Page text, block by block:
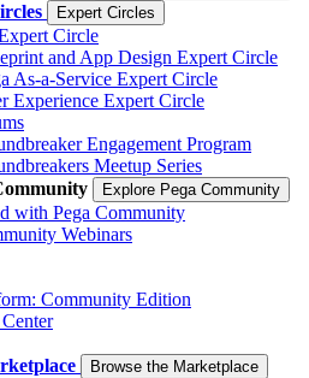
Expert Circles
Circle
and App Design Expert Circle
As-a-Service Expert Circle
Experience Expert Circle
Engagement Program
Meetup Series
Explore Pega Community
with Pega Community
Webinars
Community Edition
Browse the Marketplace